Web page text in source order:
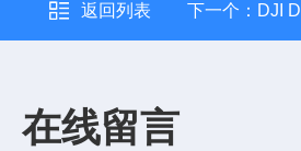
返回列表 下一个： DJI
在线留言